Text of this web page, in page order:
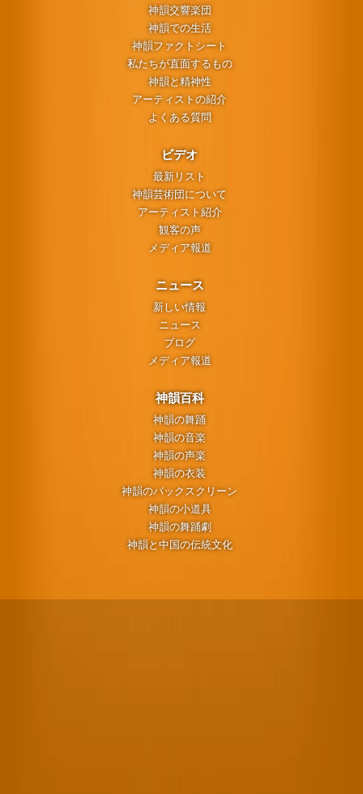
神韻交響楽団
神韻での生活
神韻ファクトシート
私たちが直面するもの
神韻と精神性
アーティストの紹介
よくある質問
ビデオ
最新リスト
神韻芸術団について
アーティスト紹介
観客の声
メディア報道
ニュース
新しい情報
ニュース
ブログ
メディア報道
神韻百科
神韻の舞踊
神韻の音楽
神韻の声楽
神韻の衣装
神韻のバックスクリーン
神韻の小道具
神韻の舞踊劇
神韻と中国の伝統文化